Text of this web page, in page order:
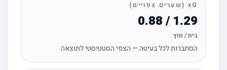
xG (שערים צפויים)
1.29 / 0.88
בית / חוץ
הסתברות לכל בעיטה — הצפי הסטטיסטי לתוצאה